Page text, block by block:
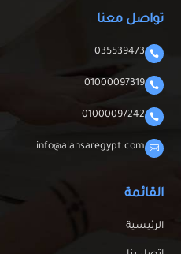
تواصل معنا

035539473

01000097319

01000097242

info@alansaregypt.com
القائمة
الرئيسية